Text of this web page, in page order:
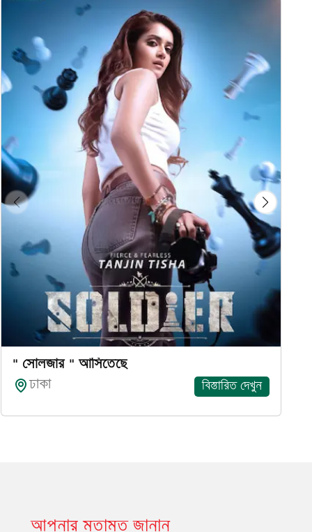
" সোলজার " আসিতেছে
ঢাকা
বিস্তারিত দেখুন
আপনার মতামত জানান